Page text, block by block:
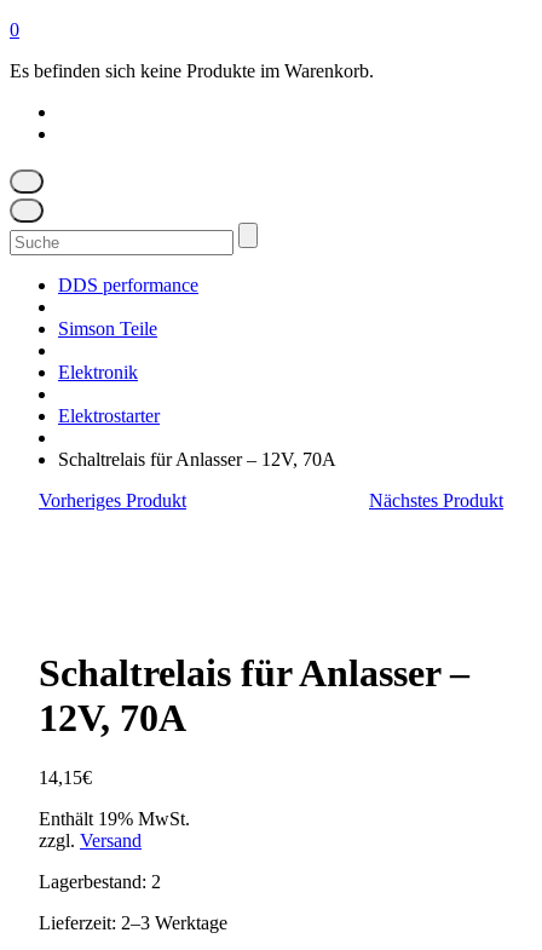
0
Es befinden sich keine Produkte im Warenkorb.
Suchen
nach:
DDS performance
Simson Teile
Elektronik
Elektrostarter
Schaltrelais für Anlasser – 12V, 70A
Vorheriges Produkt
Nächstes Produkt
Schaltrelais für Anlasser –
12V, 70A
14,15€
Enthält 19% MwSt.
zzgl. Versand
Lagerbestand: 2
Lieferzeit: 2–3 Werktage